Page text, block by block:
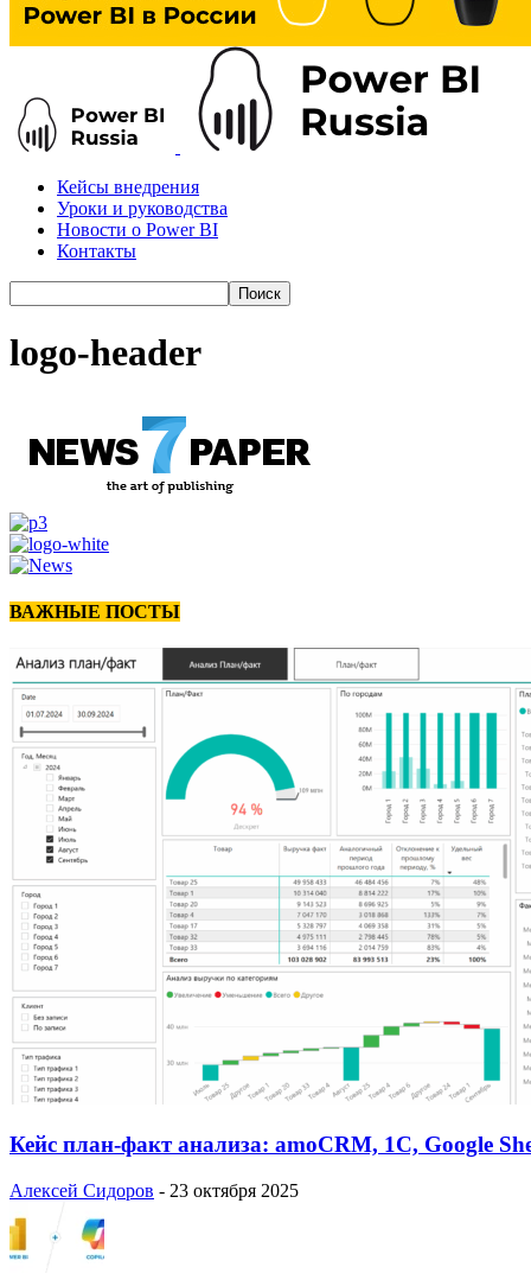
Кейсы внедрения
Уроки и руководства
Новости о Power BI
Контакты
logo-header
ВАЖНЫЕ ПОСТЫ
Кейс план-факт анализа: amoCRM, 1C, Google
Алексей Сидоров - 23 октября 2025